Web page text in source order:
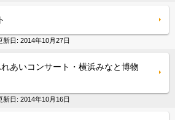
新日: 2014年10月27日
あいコンサート・横浜みなと博物
新日: 2014年10月16日